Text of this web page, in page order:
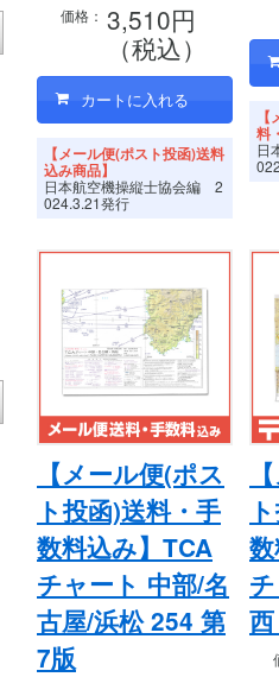
価格： 3,510円
（税込）
【メール便(ポスト投函)送料
込み商品】
日本航空機操縦士協会編 2
024.3.21発行
料
日
【メール便(ポス
ト投函)送料・手
数料込み】TCA
チャート 中部/名
古屋/浜松 254 第
7版